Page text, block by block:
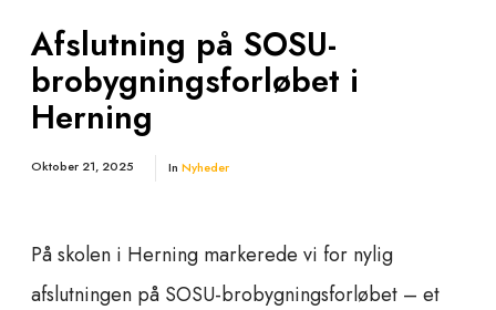
Afslutning på SOSU-
brobygningsforløbet i
Herning
Oktober 21, 2025 In Nyheder
På skolen i Herning markerede vi for nylig
afslutningen på SOSU-brobygningsforløbet – et